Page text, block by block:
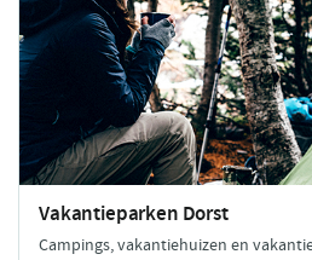
Vakantieparken Dorst
Campings, vakantiehuizen en